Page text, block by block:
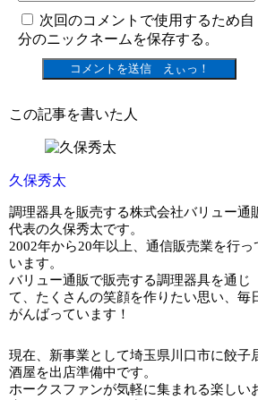
次回のコメントで使用するため自
分のニックネームを保存する。
この記事を書いた人
久保秀太
調理器具を販売する株式会社バリュー通
代表の久保秀太です。
2002年から20年以上、通信販売業を行っ
います。
バリュー通販で販売する調理器具を通じ
て、たくさんの笑顔を作りたい思い、毎
がんばっています！
現在、新事業として埼玉県川口市に餃子
酒屋を出店準備中です。
ホークスファンが気軽に集まれる楽しい